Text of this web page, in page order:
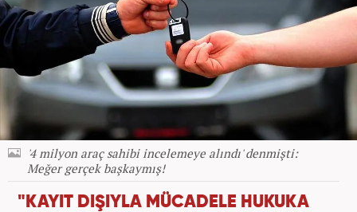
'4 milyon araç sahibi incelemeye alındı' denmişti:
Meğer gerçek başkaymış!
"KAYIT DIŞIYLA MÜCADELE HUKUKA